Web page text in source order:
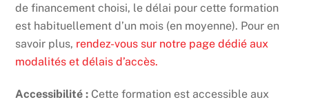
de financement choisi, le délai pour cette formation
est habituellement d’un mois (en moyenne). Pour en
savoir plus, rendez-vous sur notre page dédié aux
modalités et délais d’accès.
Accessibilité : Cette formation est accessible aux